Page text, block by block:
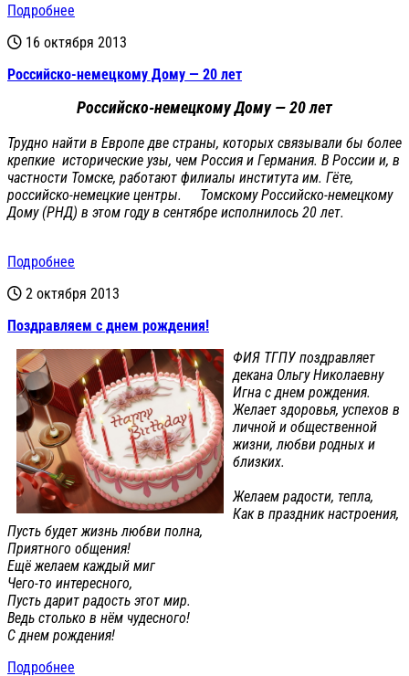
Подробнее
16 октября 2013
Российско-немецкому Дому — 20 лет
Российско-немецкому Дому — 20 лет
Трудно найти в Европе две страны, которых связывали бы более
крепкие исторические узы, чем Россия и Германия. В России и, в
частности Томске, работают филиалы института им. Гёте,
российско-немецкие центры. Томскому Российско-немецкому
Дому (РНД) в этом году в сентябре исполнилось 20 лет.
Подробнее
2 октября 2013
Поздравляем с днем рождения!
ФИЯ ТГПУ поздравляет
декана Ольгу Николаевну
Игна с днем рождения.
Желает здоровья, успехов в
личной и общественной
жизни, любви родных и
близких.
Желаем радости, тепла,
Как в праздник настроения,
Пусть будет жизнь любви полна,
Приятного общения!
Ещё желаем каждый миг
Чего-то интересного,
Пусть дарит радость этот мир.
Ведь столько в нём чудесного!
С днем рождения!
Подробнее